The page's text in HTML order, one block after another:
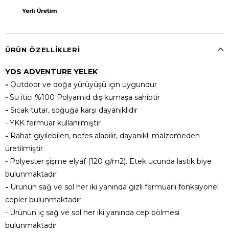
ÜRÜN ÖZELLIKLERI
YDS ADVENTURE YELEK
- Outdoor ve doğa yürüyüşü için uygundur
- Su itici %100 Polyamid dış kumaşa sahiptir
- Sıcak tutar, soğuğa karşı dayanıklıdır
- YKK fermuar kullanılmıştır
- Rahat giyilebilen, nefes alabilir, dayanıklı malzemeden
üretilmiştir
- Polyester şişme elyaf (120 g/m2). Etek ucunda lastik biye
bulunmaktadır
- Ürünün sağ ve sol her iki yanında gizli fermuarlı fonksiyonel
cepler bulunmaktadır
- Ürünün iç sağ ve sol her iki yanında cep bölmesi
bulunmaktadır